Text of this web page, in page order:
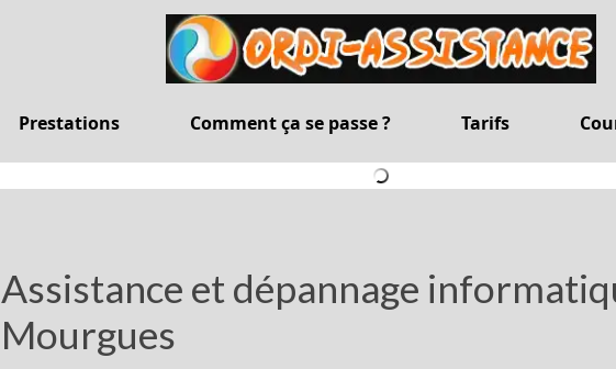
Prestations Comment ça se passe ? Tarifs
Assistance et dépannage
Mourgues